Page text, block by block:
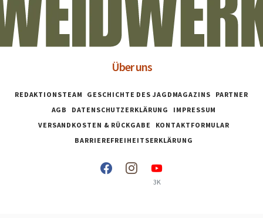
Über uns
REDAKTIONSTEAM GESCHICHTE DES JAGDMAGAZINS
PARTNER
AGB
DATENSCHUTZERKLÄRUNG
IMPRESSUM
VERSANDKOSTEN & RÜCKGABE
KONTAKTFORMULAR
BARRIEREFREIHEITSERKLÄRUNG
3K